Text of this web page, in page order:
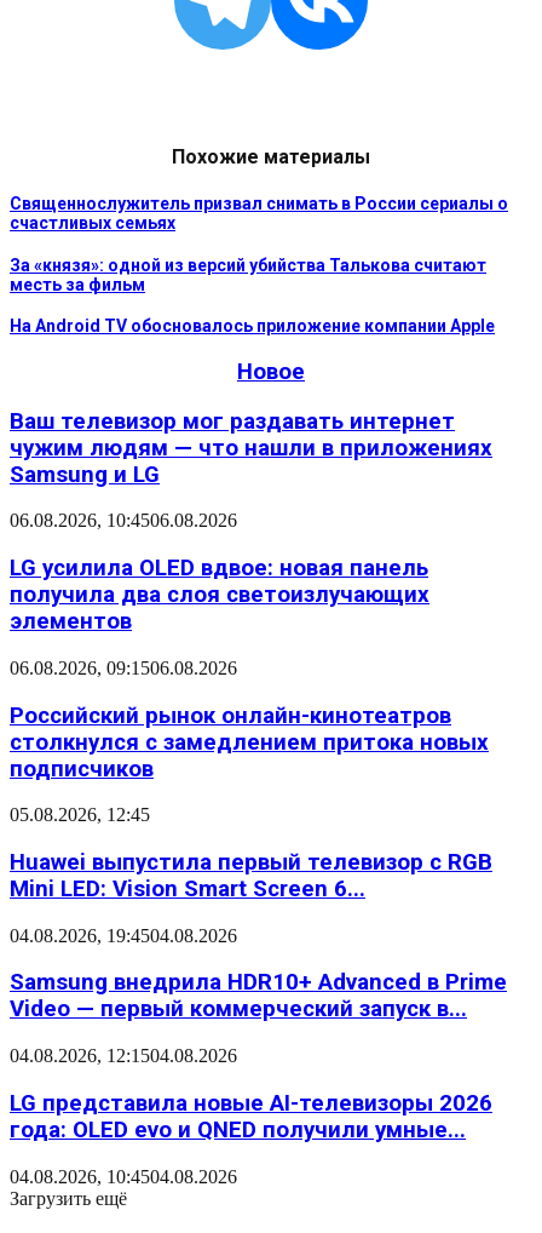
Похожие материалы
Священнослужитель призвал снимать в России сериалы о
счастливых семьях
За «князя»: одной из версий убийства Талькова считают
месть за фильм
На Android TV обосновалось приложение компании Apple
Новое
Ваш телевизор мог раздавать интернет
чужим людям — что нашли в приложениях
Samsung и LG
06.08.2026, 10:4506.08.2026
LG усилила OLED вдвое: новая панель
получила два слоя светоизлучающих
элементов
06.08.2026, 09:1506.08.2026
Российский рынок онлайн-кинотеатров
столкнулся с замедлением притока новых
подписчиков
05.08.2026, 12:45
Huawei выпустила первый телевизор с RGB
Mini LED: Vision Smart Screen 6...
04.08.2026, 19:4504.08.2026
Samsung внедрила HDR10+ Advanced в Prime
Video — первый коммерческий запуск в...
04.08.2026, 12:1504.08.2026
LG представила новые AI-телевизоры 2026
года: OLED evo и QNED получили умные...
04.08.2026, 10:4504.08.2026
Загрузить ещё